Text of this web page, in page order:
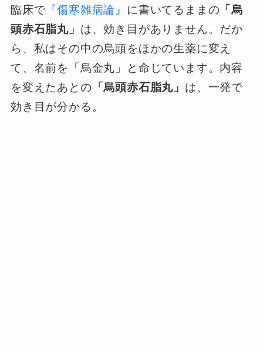
臨床で 『傷寒雑病論』 に書いてるままの 「烏
頭赤石脂丸」 は、効き目がありません。だか
ら、私はその中の烏頭をほかの生薬に変え
て、名前を「烏金丸」と命じています。内容
を変えたあとの 「烏頭赤石脂丸」 は、一発で
効き目が分かる。